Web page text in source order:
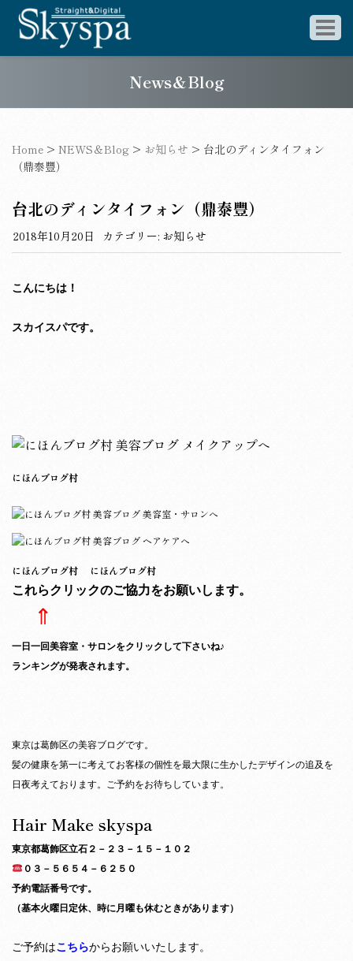
News＆Blog
Home > NEWS＆Blog > お知らせ > 台北のディンタイフォン
（鼎泰豐）
台北のディンタイフォン（鼎泰豐）
2018年10月20日 カテゴリー: お知らせ
こんにちは！
スカイスパです。
にほんブログ村
にほんブログ村
にほんブログ村
これらクリックのご協力をお願いします。
⇑
一日一回美容室・サロンをクリックして下さいね♪
ランキングが発表されます。
東京は葛飾区の美容ブログです。
髪の健康を第一に考えてお客様の個性を最大限に生かしたデザインの追及を
日夜考えております。ご予約をお待ちしています。
Hair Make skyspa
東京都葛飾区立石２－２３－１５－１０２
０３－５６５４－６２５０
予約電話番号です。
（基本火曜日定休、時に月曜も休むときがあります）
ご予約はこちらからお願いいたします。